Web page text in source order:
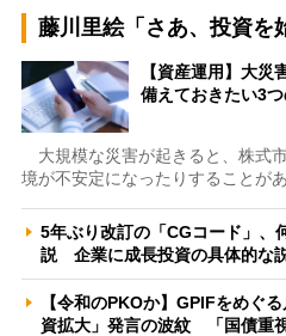
藤川里絵「さあ、投資を
【資産運用】大災
備えておきたい3
大規模な災害が起きると、株式
境が不安定になったりすることが
5年ぶり改訂の「CGコード」、
説 企業に成長投資の具体的な
【令和のPKOか】GPIFをめぐ
資拡大」発言の波紋 「国債重